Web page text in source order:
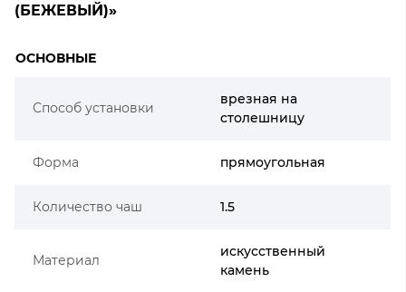
(БЕЖЕВЫЙ)»
ОСНОВНЫЕ
Способ установки
врезная на
столешницу
Форма прямоугольная
Количество чаш 1.5
Материал
искусственный
камень